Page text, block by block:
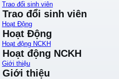
Trao đổi sinh viên
Trao đổi sinh viên
Hoạt Động
Hoạt Động
Hoạt động NCKH
Hoạt động NCKH
Giới thiệu
Giới thiệu